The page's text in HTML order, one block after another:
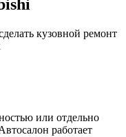
кузовной ремонт
или отдельно
работает